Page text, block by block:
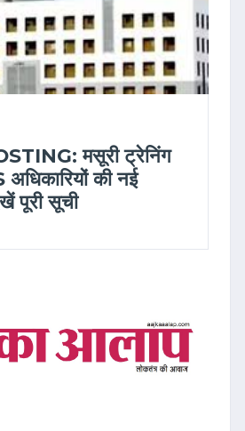
मसूरी ट्रेनिंग
की नई
पूरी सूची